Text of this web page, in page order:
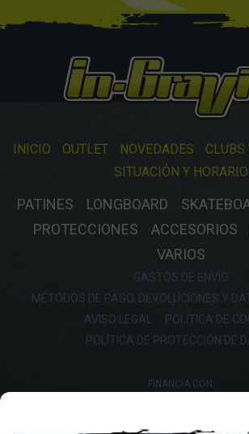
INICIO OUTLET NOVEDADES
CLUBS
SITUACIÓN Y HORARIO
PATINES LONGBOARD
PROTECCIONES
ACCESORIOS
VARIOS
GASTOS DE ENVIO
MÉTODOS DE PAGO, DEVOLUCIONES Y
AVISO LEGAL
POLÍTICA DE
POLÍTICA DE PROTECCIÓN DE
FINANCIA CON: